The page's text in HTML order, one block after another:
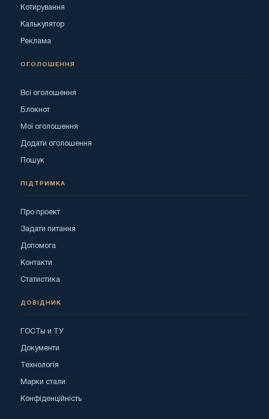
Котирування
Калькулятор
Реклама
ОГОЛОШЕННЯ
Всі оголошення
Блокнот
Мої оголошення
Додати оголошення
Пошук
ПІДТРИМКА
Про проект
Задати питання
Допомога
Контакти
Статистика
ДОВІДНИК
ГОСТы и ТУ
Документи
Технологія
Марки стали
Конфіденційність